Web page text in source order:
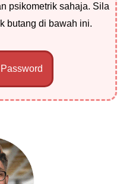
psikometrik sahaja. Sila
butang di bawah ini.